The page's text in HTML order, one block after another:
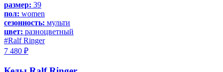
размер: 39
пол: women
сезонность: мульти
цвет: разноцветный
#Ralf Ringer
7 480 ₽